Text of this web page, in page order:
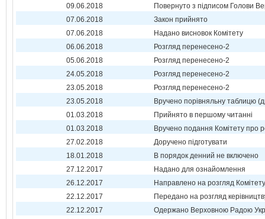
09.06.2018
Повернуто з підписом Голови
07.06.2018
Закон прийнято
07.06.2018
Надано висновок Комітету
06.06.2018
Розгляд перенесено-2
05.06.2018
Розгляд перенесено-2
24.05.2018
Розгляд перенесено-2
23.05.2018
Розгляд перенесено-2
23.05.2018
Вручено порівняльну таблицю
01.03.2018
Прийнято в першому читанні
01.03.2018
Вручено подання Комітету про
27.02.2018
Доручено підготувати
18.01.2018
В порядок денний не включено
27.12.2017
Надано для ознайомлення
26.12.2017
Направлено на розгляд Комітету
22.12.2017
Передано на розгляд
22.12.2017
Одержано Верховною Радою